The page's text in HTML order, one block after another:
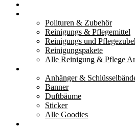
Polituren & Zubehör
Reinigungs & Pflegemittel
Reinigungs und
Reinigungspakete
Alle Reinigung & Pflege
Anhänger &
Banner
Duftbäume
Sticker
Alle Goodies